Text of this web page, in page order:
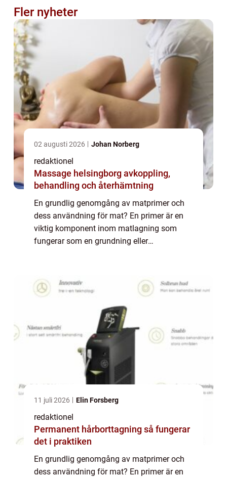
Fler nyheter
02 augusti 2026 Johan Norberg
redaktionel
Massage helsingborg avkoppling,
behandling och återhämtning
En grundlig genomgång av matprimer och
dess användning för mat? En primer är en
viktig komponent inom matlagning som
fungerar som en grundning eller
Primern kan vara i ...
11 juli 2026 Elin Forsberg
redaktionel
Permanent hårborttagning så fungerar
det i praktiken
En grundlig genomgång av matprimer och
dess användning för mat? En primer är en